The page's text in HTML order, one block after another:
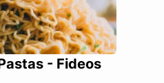
- Fideos